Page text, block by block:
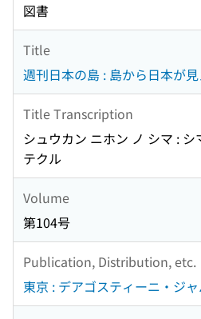
図書
Title
週刊日本の島 : 島から日本が
Title Transcription
シュウカン ニホン ノ シマ :
テクル
Volume
第104号
Publication, Distribution, etc.
東京 : デアゴスティーニ・ジ